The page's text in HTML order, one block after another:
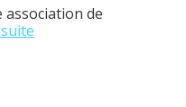
association de